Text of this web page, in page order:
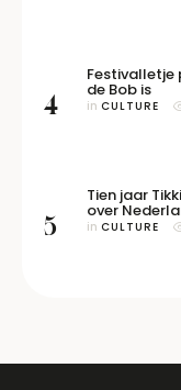
4
Festivalletje
de Bob is
in CULTURE
5
Tien jaar
over
in CULTURE